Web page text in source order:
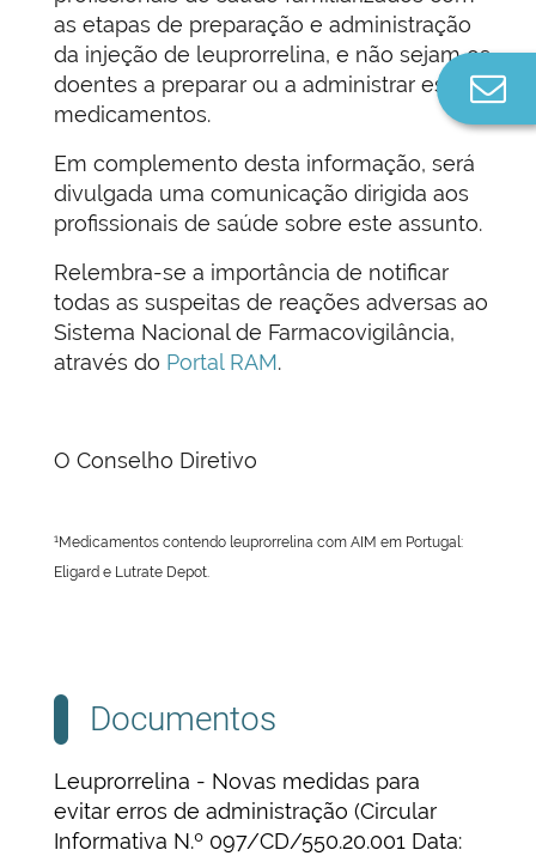
as etapas de preparação e administração
da injeção de leuprorrelina, e não sejam os
doentes a preparar ou a administrar estes
medicamentos.
Em complemento desta informação, será
divulgada uma comunicação dirigida aos
profissionais de saúde sobre este assunto.
Relembra-se a importância de notificar
todas as suspeitas de reações adversas ao
Sistema Nacional de Farmacovigilância,
através do Portal RAM.
O Conselho Diretivo
1 Medicamentos contendo leuprorrelina com AIM em Portugal:
Eligard e Lutrate Depot.
Documentos
Leuprorrelina - Novas medidas para
evitar erros de administração (Circular
Informativa N.º 097/CD/550.20.001 Data: